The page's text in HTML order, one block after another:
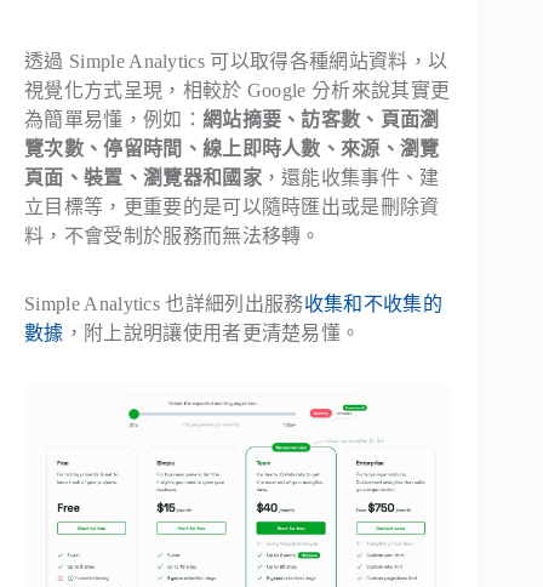
透過 Simple Analytics 可以取得各種網站資料，以
視覺化方式呈現，相較於 Google 分析來說其實更
為簡單易懂，例如： 網站摘要、訪客數、頁面瀏
覽次數、停留時間、線上即時人數、來源、瀏覽
頁面、裝置、瀏覽器和國家，還能收集事件、建
立目標等，更重要的是可以隨時匯出或是刪除資
料，不會受制於服務而無法移轉。
Simple Analytics 也詳細列出服務收集和不收集的
數據 ，附上說明讓使用者更清楚易懂。